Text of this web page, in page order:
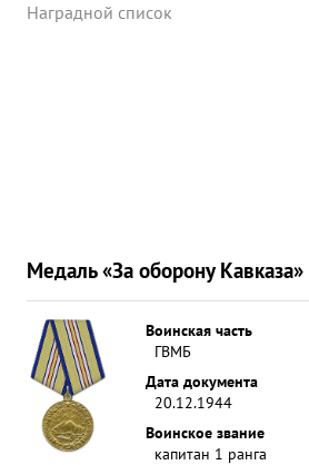
Наградной список
Медаль «За оборону Кавказа»
Воинская часть
ГВМБ
Дата документа
20.12.1944
Воинское звание
капитан 1 ранга